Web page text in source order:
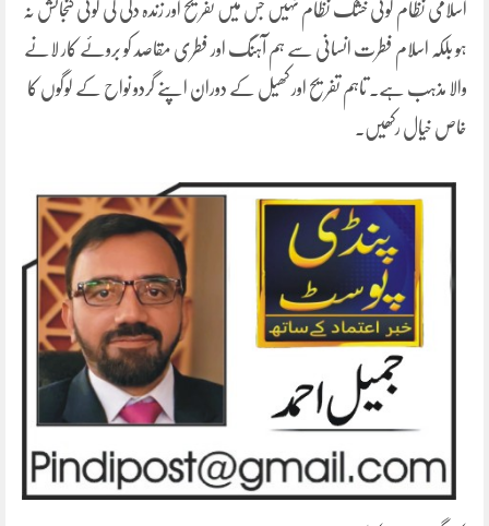
اسلامی نظام کوئی خشک نظام نہیں جس میں تفریح اور زندہ دلی کی کوئی گنجائش نہ
ہو بلکہ اسلام فطرت انسانی سے ہم آہنگ اور فطری مقاصد کو بروئے کار لانے
والا مذہب ہے۔ تاہم تفریح اور کھیل کے دوران اپنے گردو نواح کے لوگوں کا
خاص خیال رکھیں۔